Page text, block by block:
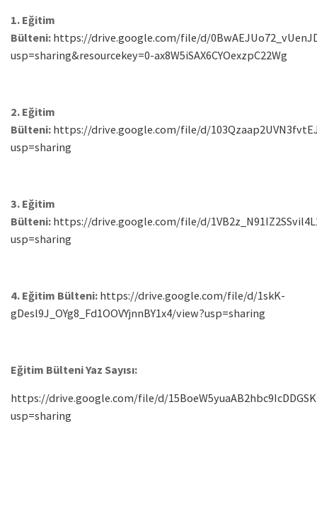
1. Eğitim
Bülteni: https://drive.google.com/file/d/
usp=sharing&resourcekey=0-ax8W5iSAX6CYOexzpC22Wg
2. Eğitim
Bülteni: https://drive.google.com/file/d/
usp=sharing
3. Eğitim
Bülteni: https://drive.google.com/file/d/
usp=sharing
4. Eğitim Bülteni: https://drive.google.com/file/d/1skK-
gDesl9J_OYg8_Fd1OOVYjnnBY1x4/view?usp=sharing
Eğitim Bülteni Yaz Sayısı:
https://drive.google.com/file/d/
usp=sharing